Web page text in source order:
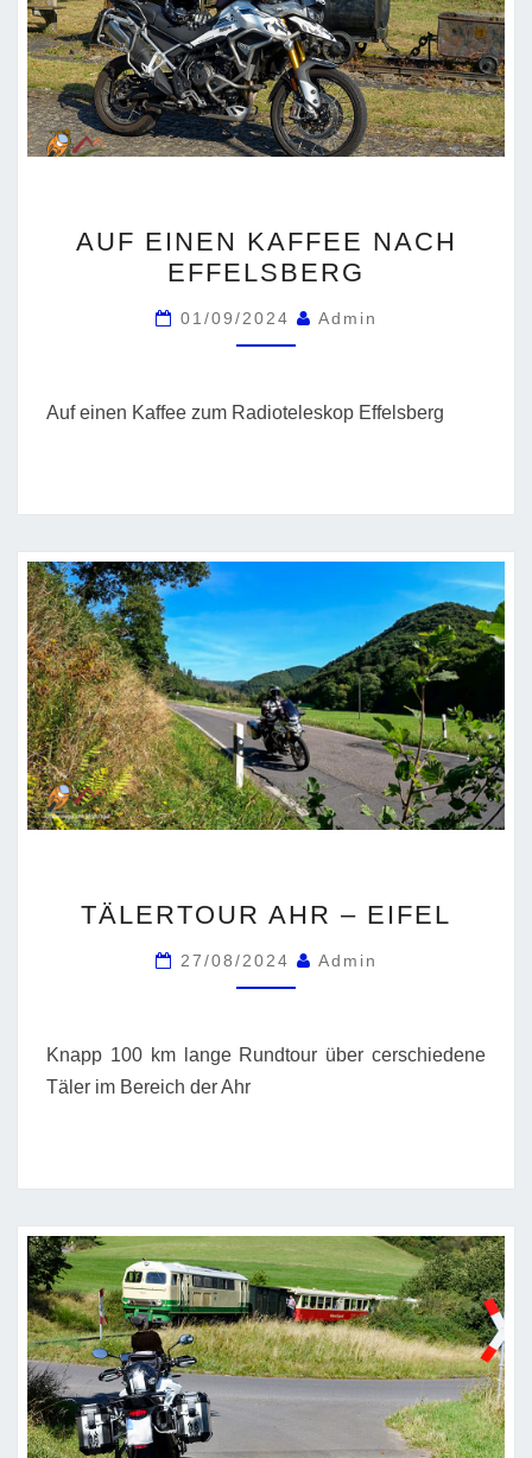
EINEN
KAFFEE
NACH
EFFELSBERG
AUF EINEN KAFFEE NACH
EFFELSBERG
01/09/2024 Admin
Auf einen Kaffee zum Radioteleskop Effelsberg
AHR
–
EIFEL
TÄLERTOUR AHR – EIFEL
27/08/2024 Admin
Knapp 100 km lange Rundtour über cerschiedene
Täler im Bereich der Ahr